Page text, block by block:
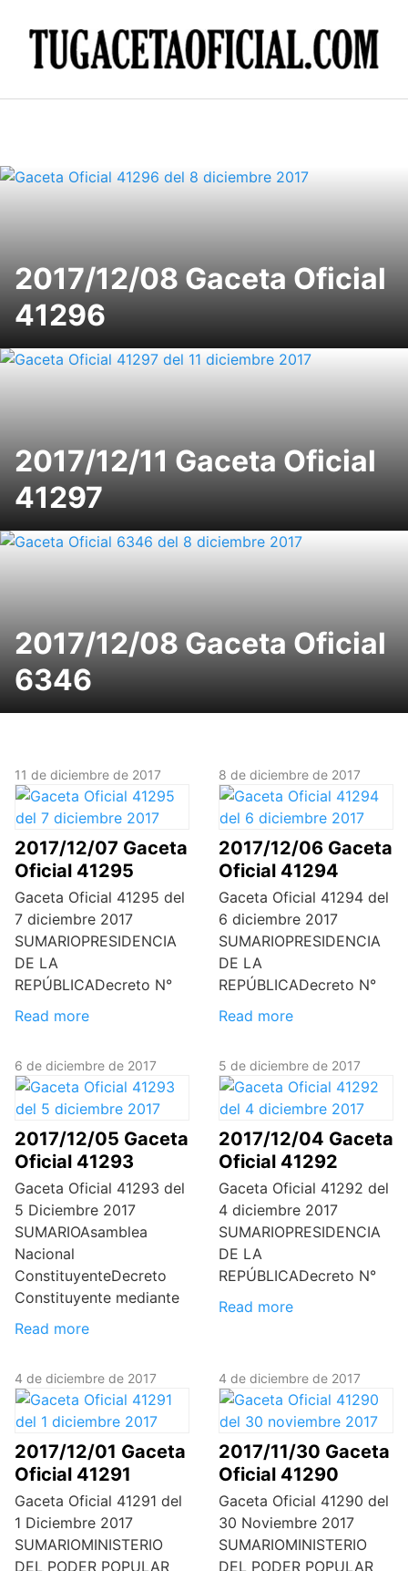
2017/12/08 Gaceta Oficial
41296
2017/12/11 Gaceta Oficial
41297
2017/12/08 Gaceta Oficial
6346
11 de diciembre de 2017
2017/12/07 Gaceta
Oficial 41295
Gaceta Oficial 41295 del
7 diciembre 2017
SUMARIOPRESIDENCIA
DE LA
REPÚBLICADecreto N°
Read more
8 de diciembre de 2017
2017/12/06 Gaceta
Oficial 41294
Gaceta Oficial 41294 del
6 diciembre 2017
SUMARIOPRESIDENCIA
DE LA
REPÚBLICADecreto N°
Read more
6 de diciembre de 2017
2017/12/05 Gaceta
Oficial 41293
Gaceta Oficial 41293 del
5 Diciembre 2017
SUMARIOAsamblea
Nacional
ConstituyenteDecreto
Constituyente mediante
Read more
5 de diciembre de 2017
2017/12/04 Gaceta
Oficial 41292
Gaceta Oficial 41292 del
4 diciembre 2017
SUMARIOPRESIDENCIA
DE LA
REPÚBLICADecreto N°
Read more
4 de diciembre de 2017
2017/12/01 Gaceta
Oficial 41291
Gaceta Oficial 41291 del
1 Diciembre 2017
SUMARIOMINISTERIO
DEL PODER POPULAR
4 de diciembre de 2017
2017/11/30 Gaceta
Oficial 41290
Gaceta Oficial 41290 del
30 Noviembre 2017
SUMARIOMINISTERIO
DEL PODER POPULAR